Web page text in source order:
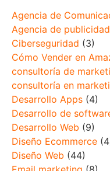
Agencia de
Agencia de publicidad
Ciberseguridad (3)
Cómo Vender en
consultoría de
consultoría en
Desarrollo Apps (4)
Desarrollo de
Desarrollo Web (9)
Diseño Ecommerce
Diseño Web (44)